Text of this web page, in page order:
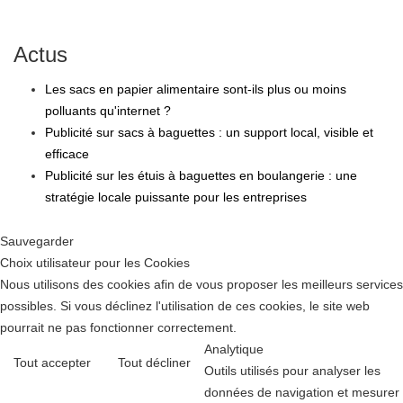
Actus
Les sacs en papier alimentaire sont-ils plus ou moins
polluants qu'internet ?
Publicité sur sacs à baguettes : un support local, visible et
efficace
Publicité sur les étuis à baguettes en boulangerie : une
stratégie locale puissante pour les entreprises
Sauvegarder
Choix utilisateur pour les Cookies
Nous utilisons des cookies afin de vous proposer les meilleurs services
possibles. Si vous déclinez l'utilisation de ces cookies, le site web
pourrait ne pas fonctionner correctement.
Tout accepter Tout décliner
Analytique
Outils utilisés pour analyser les
données de navigation et mesurer